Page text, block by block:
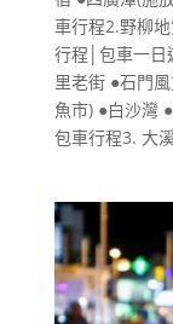
車行程2.野柳
行程│包車一日
里老街 ●石門
魚市) ●白沙灣
包車行程3. 大